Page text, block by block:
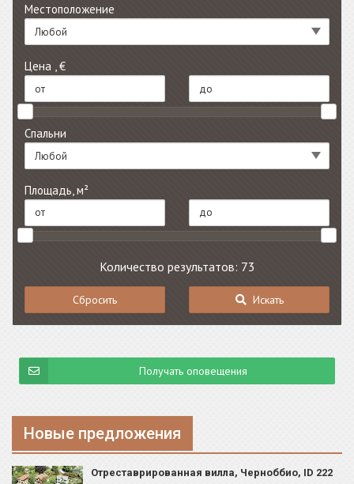
Местоположение
Любой
Цена , €
Спальни
Любой
Площадь, м²
Количество результатов: 73
Сбросить Искать
Получать оповещения
Новые предложения
Отреставрированная вилла, Черноббио, ID 222